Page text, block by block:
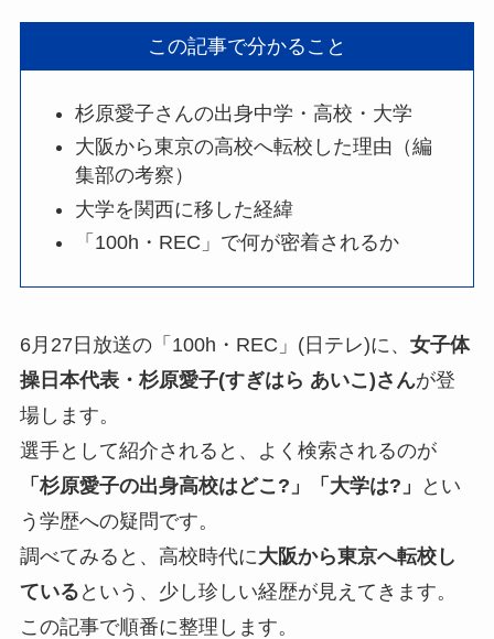
この記事で分かること
杉原愛子さんの出身中学・高校・大学
大阪から東京の高校へ転校した理由（編
集部の考察）
大学を関西に移した経緯
「100h・REC」で何が密着されるか
6月27日放送の「100h・REC」(日テレ)に、 女子体
操日本代表・杉原愛子(すぎはら あいこ)さんが登
場します。
選手として紹介されると、よく検索されるのが
「杉原愛子の出身高校はどこ?」「大学は?」
とい
う学歴への疑問です。
調べてみると、高校時代に大阪から東京へ転校し
ている という、少し珍しい経歴が見えてきます。
この記事で順番に整理します。